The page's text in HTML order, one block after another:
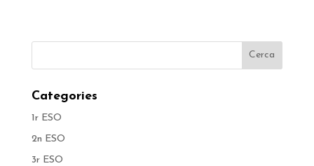
Categories
1r ESO
2n ESO
3r ESO